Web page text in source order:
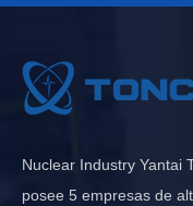
Nuclear Industry Yantai
posee 5 empresas de